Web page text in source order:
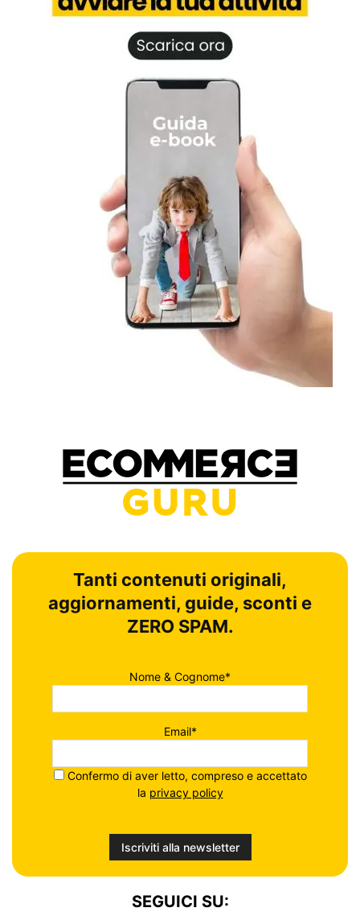
Tanti contenuti originali,
aggiornamenti, guide, sconti e
ZERO SPAM.
Nome & Cognome*
Email*
Confermo di aver letto, compreso e accettato
la privacy policy
SEGUICI SU: